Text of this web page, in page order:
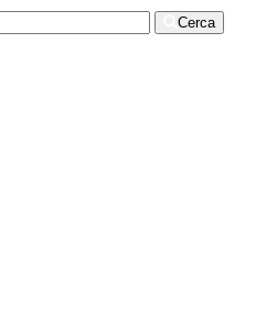
Cerca